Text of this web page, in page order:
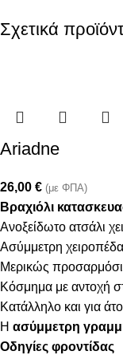
Σχετικά
Ariadne
26,00 € (με ΦΠΑ)
Βραχιόλι
Ανοξείδωτο ατσάλι
Ασύμμετρη
Μερικώς
Κόσμημα με αντοχή
Κατάλληλο και για
Η ασύμμετρη
Οδηγίες φροντίδας